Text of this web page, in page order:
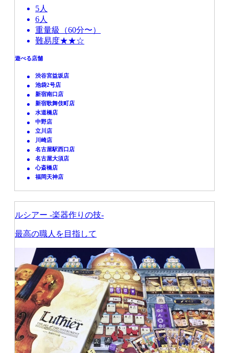
5人
6人
重量級（60分〜）
難易度★★☆
遊べる店舗
渋谷宮益坂店
池袋2号店
新宿南口店
新宿歌舞伎町店
水道橋店
中野店
立川店
川崎店
名古屋駅西口店
名古屋大須店
心斎橋店
福岡天神店
ルシアー -楽器作りの技-
最高の職人を目指して